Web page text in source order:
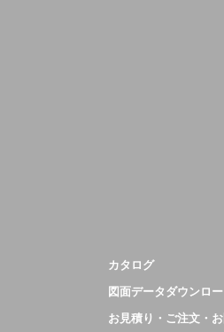
カタログ
図面データダウンロ
お見積り・ご注文・